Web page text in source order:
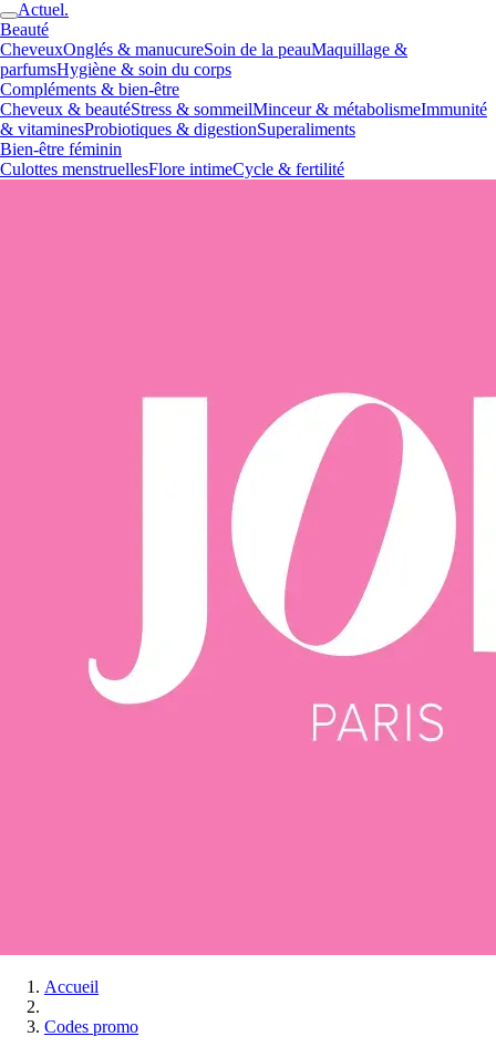
Actuel.
Beauté
CheveuxOnglés & manucureSoin de la peauMaquillage &
parfumsHygiène & soin du corps
Compléments & bien-être
Cheveux & beautéStress & sommeilMinceur & métabolismeImmunité
& vitaminesProbiotiques & digestionSuperaliments
Bien-être féminin
Culottes menstruellesFlore intimeCycle & fertilité
Accueil
Codes promo